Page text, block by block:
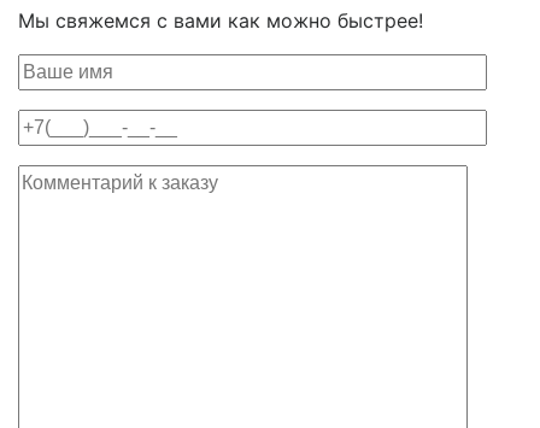
Мы свяжемся с вами как можно быстрее!